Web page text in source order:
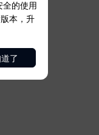
全的使用
本，升
了